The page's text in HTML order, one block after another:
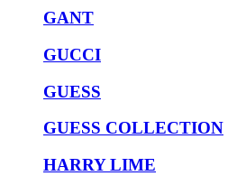
GANT
GUCCI
GUESS
GUESS COLLECTION
HARRY LIME